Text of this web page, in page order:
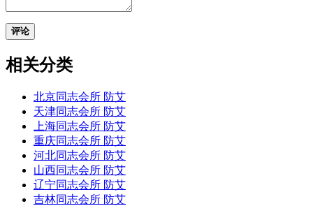
评论
相关分类
北京同志会所 防艾
天津同志会所 防艾
上海同志会所 防艾
重庆同志会所 防艾
河北同志会所 防艾
山西同志会所 防艾
辽宁同志会所 防艾
吉林同志会所 防艾